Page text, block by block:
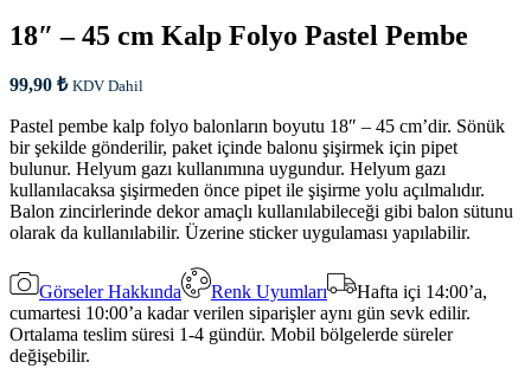
18″ – 45 cm Kalp Folyo Pastel Pembe
99,90 ₺ KDV Dahil
Pastel pembe kalp folyo balonların boyutu 18″ – 45 cm’dir. Sönük
bir şekilde gönderilir, paket içinde balonu şişirmek için pipet
bulunur. Helyum gazı kullanımına uygundur. Helyum gazı
kullanılacaksa şişirmeden önce pipet ile şişirme yolu açılmalıdır.
Balon zincirlerinde dekor amaçlı kullanılabileceği gibi balon sütunu
olarak da kullanılabilir. Üzerine sticker uygulaması yapılabilir.
Görseler Hakkında Renk Uyumları
Hafta içi 14:00’a,
cumartesi 10:00’a kadar verilen siparişler aynı gün sevk edilir.
Ortalama teslim süresi 1-4 gündür. Mobil bölgelerde süreler
değişebilir.